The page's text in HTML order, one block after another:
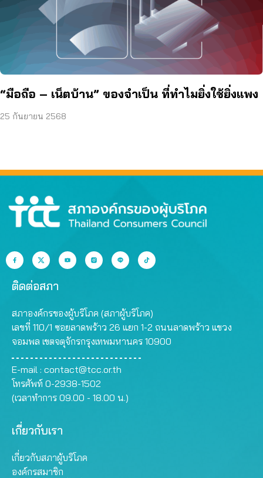
“มือถือ – เน็ตบ้าน” ของจำเป็น ที่ทำไมยิ่งใช้ยิ่งแพง
25 กันยายน 2568
ติดต่อสภา
สภาองค์กรของผู้บริโภค (สภาผู้บริโภค)
เลขที่ 110/1 ซอยลาดพร้าว 26 แยก 1-2 ถนนลาดพร้าว แขวง
จอมพล เขตจตุจักรกรุงเทพมหานคร 10900
E-mail : contact@tcc.or.th
โทรศัพท์ 0-2938-1502
(เวลาทำการ 09.00 - 18.00 น.)
เกี่ยวกับเรา
เกี่ยวกับสภาผู้บริโภค
องค์กรสมาชิก